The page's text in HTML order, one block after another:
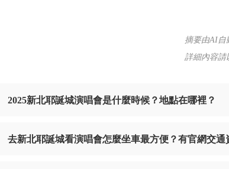
摘要由AI自
詳細內容請
2025新北耶誕城演唱會是什麼時候？地點在哪裡？
去新北耶誕城看演唱會怎麼坐車最方便？有官網交通